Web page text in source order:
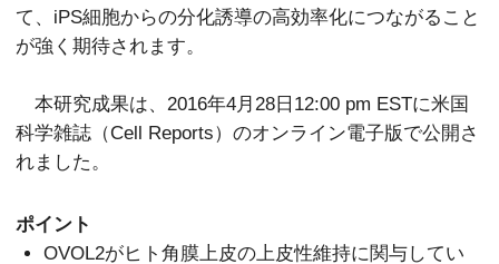
て、iPS細胞からの分化誘導の高効率化につながること
が強く期待されます。
本研究成果は、2016年4月28日12:00 pm ESTに米国
科学雑誌（Cell Reports）のオンライン電子版で公開さ
れました。
ポイント
OVOL2がヒト角膜上皮の上皮性維持に関与してい